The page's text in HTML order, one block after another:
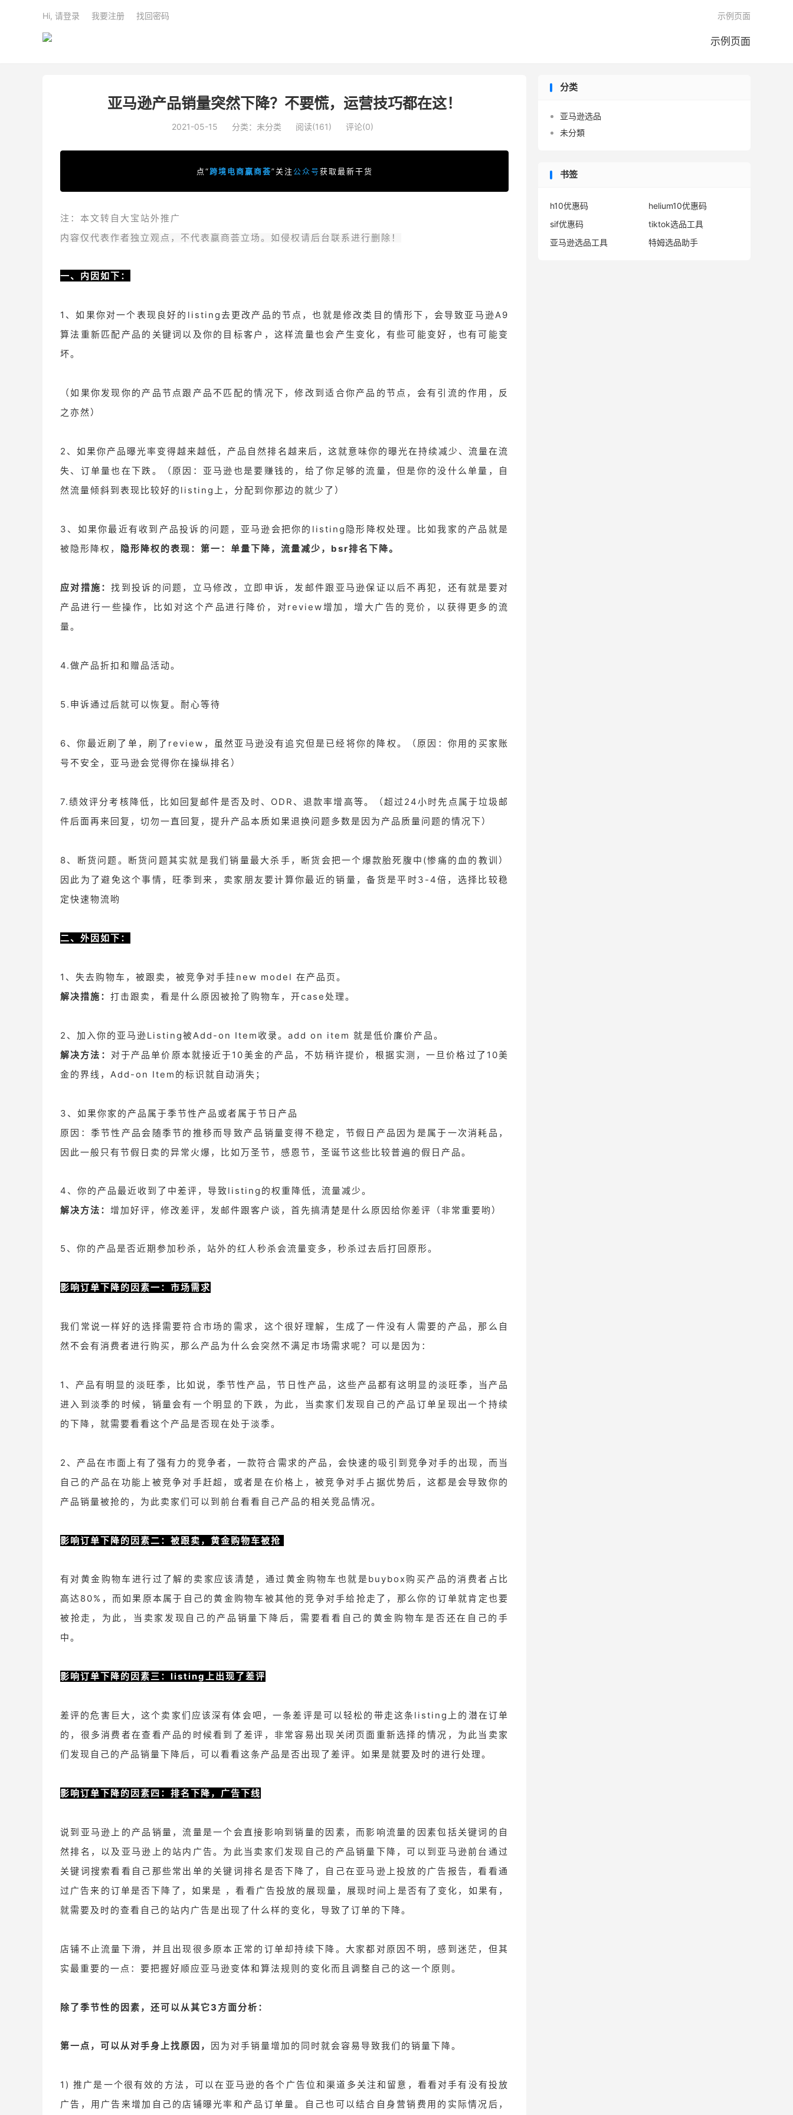
示例页面
示例页面
Hi, 请登录 我要注册 找回密码
亚马逊产品销量突然下降？不要慌，运营技巧都在这！
2021-05-15 分类：未分类 阅读(161) 评论(0)
点“跨境电商赢商荟”关注公众号获取最新干货
注：本文转自大宝站外推广
内容仅代表作者独立观点，不代表赢商荟立场。如侵权请后台联系进行删除！
一、内因如下：
1、如果你对一个表现良好的listing去更改产品的节点，也就是修改类目的情形下，会导致亚马逊A9
算法重新匹配产品的关键词以及你的目标客户，这样流量也会产生变化，有些可能变好，也有可能变
坏。
（如果你发现你的产品节点跟产品不匹配的情况下，修改到适合你产品的节点，会有引流的作用，反
之亦然）
2、如果你产品曝光率变得越来越低，产品自然排名越来后，这就意味你的曝光在持续减少、流量在流
失、订单量也在下跌。（原因：亚马逊也是要赚钱的，给了你足够的流量，但是你的没什么单量，自
然流量倾斜到表现比较好的listing上，分配到你那边的就少了）
3、如果你最近有收到产品投诉的问题，亚马逊会把你的listing隐形降权处理。比如我家的产品就是
被隐形降权， 隐形降权的表现：第一：单量下降，流量减少，bsr排名下降。
应对措施：找到投诉的问题，立马修改，立即申诉，发邮件跟亚马逊保证以后不再犯，还有就是要对
产品进行一些操作，比如对这个产品进行降价，对review增加，增大广告的竞价，以获得更多的流
量。
4.做产品折扣和赠品活动。
5.申诉通过后就可以恢复。耐心等待
6、你最近刷了单，刷了review，虽然亚马逊没有追究但是已经将你的降权。（原因：你用的买家账
号不安全，亚马逊会觉得你在操纵排名）
7.绩效评分考核降低，比如回复邮件是否及时、ODR、退款率增高等。（超过24小时先点属于垃圾邮
件后面再来回复，切勿一直回复，提升产品本质如果退换问题多数是因为产品质量问题的情况下）
8、断货问题。断货问题其实就是我们销量最大杀手，断货会把一个爆款胎死腹中(惨痛的血的教训）
因此为了避免这个事情，旺季到来，卖家朋友要计算你最近的销量，备货是平时3-4倍，选择比较稳
定快速物流哟
二、外因如下：
1、失去购物车，被跟卖，被竞争对手挂new model 在产品页。
解决措施： 打击跟卖，看是什么原因被抢了购物车，开case处理。
2、加入你的亚马逊Listing被Add-on Item收录。add on item 就是低价廉价产品。
解决方法： 对于产品单价原本就接近于10美金的产品，不妨稍许提价，根据实测，一旦价格过了10美
金的界线，Add-on Item的标识就自动消失；
3、如果你家的产品属于季节性产品或者属于节日产品
原因：季节性产品会随季节的推移而导致产品销量变得不稳定，节假日产品因为是属于一次消耗品，
因此一般只有节假日卖的异常火爆，比如万圣节，感恩节，圣诞节这些比较普遍的假日产品。
4、你的产品最近收到了中差评，导致listing的权重降低，流量减少。
解决方法： 增加好评，修改差评，发邮件跟客户谈，首先搞清楚是什么原因给你差评（非常重要哟）
5、你的产品是否近期参加秒杀，站外的红人秒杀会流量变多，秒杀过去后打回原形。
影响订单下降的因素一：市场需求
我们常说一样好的选择需要符合市场的需求，这个很好理解，生成了一件没有人需要的产品，那么自
然不会有消费者进行购买，那么产品为什么会突然不满足市场需求呢？可以是因为：
1、产品有明显的淡旺季，比如说，季节性产品，节日性产品，这些产品都有这明显的淡旺季，当产品
进入到淡季的时候，销量会有一个明显的下跌，为此，当卖家们发现自己的产品订单呈现出一个持续
的下降，就需要看看这个产品是否现在处于淡季。
2、产品在市面上有了强有力的竞争者，一款符合需求的产品，会快速的吸引到竞争对手的出现，而当
自己的产品在功能上被竞争对手赶超，或者是在价格上，被竞争对手占据优势后，这都是会导致你的
产品销量被抢的，为此卖家们可以到前台看看自己产品的相关竞品情况。
影响订单下降的因素二：被跟卖，黄金购物车被抢
有对黄金购物车进行过了解的卖家应该清楚，通过黄金购物车也就是buybox购买产品的消费者占比
高达80%，而如果原本属于自己的黄金购物车被其他的竞争对手给抢走了，那么你的订单就肯定也要
被抢走，为此，当卖家发现自己的产品销量下降后，需要看看自己的黄金购物车是否还在自己的手
中。
影响订单下降的因素三：listing上出现了差评
差评的危害巨大，这个卖家们应该深有体会吧，一条差评是可以轻松的带走这条listing上的潜在订单
的，很多消费者在查看产品的时候看到了差评，非常容易出现关闭页面重新选择的情况，为此当卖家
们发现自己的产品销量下降后，可以看看这条产品是否出现了差评。如果是就要及时的进行处理。
影响订单下降的因素四：排名下降，广告下线
说到亚马逊上的产品销量，流量是一个会直接影响到销量的因素，而影响流量的因素包括关键词的自
然排名，以及亚马逊上的站内广告。为此当卖家们发现自己的产品销量下降，可以到亚马逊前台通过
关键词搜索看看自己那些常出单的关键词排名是否下降了，自己在亚马逊上投放的广告报告，看看通
过广告来的订单是否下降了，如果是 ，看看广告投放的展现量，展现时间上是否有了变化，如果有，
就需要及时的查看自己的站内广告是出现了什么样的变化，导致了订单的下降。
店铺不止流量下滑，并且出现很多原本正常的订单却持续下降。大家都对原因不明，感到迷茫，但其
实最重要的一点：要把握好顺应亚马逊变体和算法规则的变化而且调整自己的这一个原则。
除了季节性的因素，还可以从其它3方面分析：
第一点，可以从对手身上找原因， 因为对手销量增加的同时就会容易导致我们的销量下降。
1) 推广是一个很有效的方法，可以在亚马逊的各个广告位和渠道多关注和留意，看看对手有没有投放
广告，用广告来增加自己的店铺曝光率和产品订单量。自己也可以结合自身营销费用的实际情况后，
分类
亚马逊选品
未分類
书签
h10优惠码
helium10优惠码
sif优惠码
tiktok选品工具
亚马逊选品工具
特姆选品助手